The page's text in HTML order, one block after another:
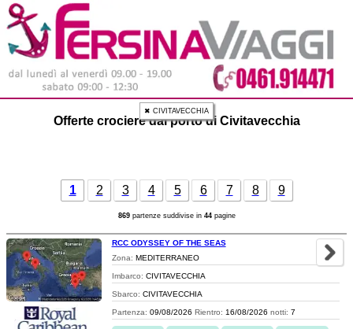
✖ CIVITAVECCHIA
Offerte crociere dal porto di Civitavecchia
1 2 3 4 5 6 7 8 9
869partenze suddivise in 44pagine
RCC ODYSSEY OF THE SEAS
Zona: MEDITERRANEO
Imbarco: CIVITAVECCHIA
Sbarco: CIVITAVECCHIA
Partenza: 09/08/2026 Rientro: 16/08/2026 notti: 7